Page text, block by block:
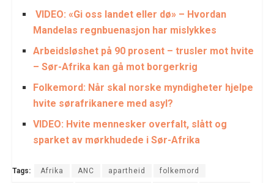
VIDEO: «Gi oss landet eller dø» – Hvordan
Mandelas regnbuenasjon har mislykkes
Arbeidsløshet på 90 prosent – trusler mot hvite
– Sør-Afrika kan gå mot borgerkrig
Folkemord: Når skal norske myndigheter hjelpe
hvite sørafrikanere med asyl?
VIDEO: Hvite mennesker overfalt, slått og
sparket av mørkhudede i Sør-Afrika
Tags: Afrika ANC apartheid folkemord